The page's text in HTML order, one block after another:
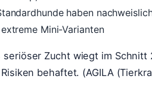
haben
Mini-Varianten
seriöser Zucht wiegt im
behaftet. (AGILA